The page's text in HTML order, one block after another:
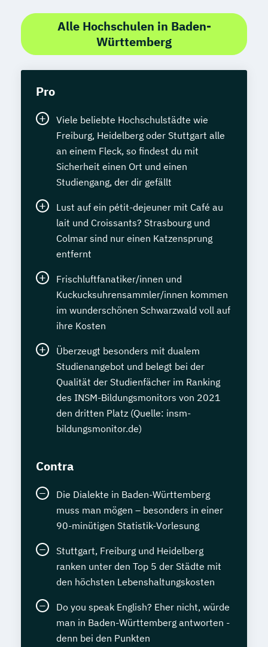
Alle Hochschulen in Baden-
Württemberg
Pro
Viele beliebte Hochschulstädte wie
Freiburg, Heidelberg oder Stuttgart alle
an einem Fleck, so findest du mit
Sicherheit einen Ort und einen
Studiengang, der dir gefällt
Lust auf ein pétit-dejeuner mit Café au
lait und Croissants? Strasbourg und
Colmar sind nur einen Katzensprung
entfernt
Frischluftfanatiker/innen und
Kuckucksuhrensammler/innen kommen
im wunderschönen Schwarzwald voll auf
ihre Kosten
Überzeugt besonders mit dualem
Studienangebot und belegt bei der
Qualität der Studienfächer im Ranking
des INSM-Bildungsmonitors von 2021
den dritten Platz (Quelle: insm-
bildungsmonitor.de)
Contra
Die Dialekte in Baden-Württemberg
muss man mögen – besonders in einer
90-minütigen Statistik-Vorlesung
Stuttgart, Freiburg und Heidelberg
ranken unter den Top 5 der Städte mit
den höchsten Lebenshaltungskosten
Do you speak English? Eher nicht, würde
man in Baden-Württemberg antworten -
denn bei den Punkten